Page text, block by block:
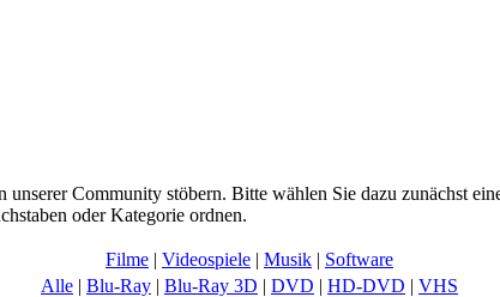
Community stöbern. Bitte wählen Sie dazu zunächst
oder Kategorie ordnen.
Filme | Videospiele | Musik | Software
Alle | Blu-Ray | Blu-Ray 3D | DVD | HD-DVD | VHS